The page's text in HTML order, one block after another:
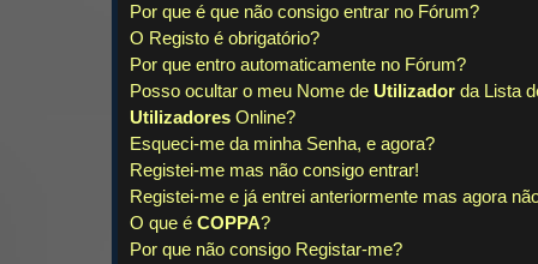
Por que é que não consigo entrar no Fórum?
O Registo é obrigatório?
Por que entro automaticamente no Fórum?
Posso ocultar o meu Nome de Utilizador da Lista
Utilizadores Online?
Esqueci-me da minha Senha, e agora?
Registei-me mas não consigo entrar!
Registei-me e já entrei anteriormente mas agora
O que é COPPA?
Por que não consigo Registar-me?